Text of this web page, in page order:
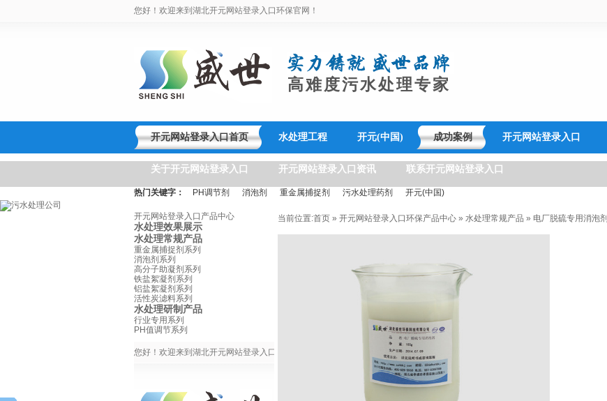
您好！欢迎来到湖北开元网站登录入口环保官网！
高难度污水处理专家
开元网站登录入口首页 水处理工程 开元(中国) 成功案例 开元网站登录入口
关于开元网站登录入口 开元网站登录入口资讯 联系开元网站登录入口
热门关键字： PH调节剂 消泡剂 重金属捕捉剂 污水处理药剂 开元(中国)
开元网站登录入口产品中心
水处理效果展示
水处理常规产品
重金属捕捉剂系列
消泡剂系列
高分子助凝剂系列
铁盐絮凝剂系列
铝盐絮凝剂系列
活性炭滤料系列
水处理研制产品
行业专用系列
PH值调节系列
您好！欢迎来到湖北开元网站登录入口环保官网！
当前位置:首页 » 开元网站登录入口环保产品中心 » 水处理常规产品 » 电厂脱硫专用消泡剂